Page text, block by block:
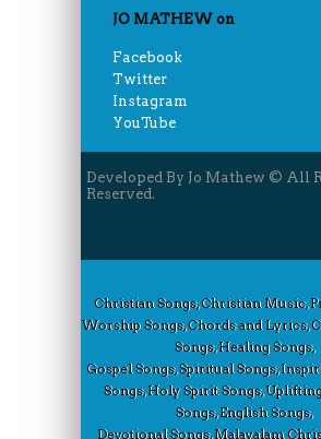
JO MATHEW on
Facebook
Twitter
Instagram
YouTube
Developed By Jo Mathew © All
Reserved.
Christian Songs, Christian Music,
Worship Songs, Chords and Lyrics,
Songs, Healing Songs,
Gospel Songs, Spiritual Songs,
Songs, Holy Spirit Songs,
Songs, English Songs,
Devotional Songs, Malayalam